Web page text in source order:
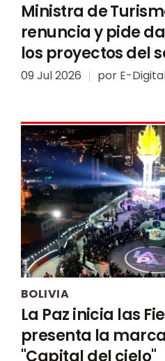
Ministra de
renuncia y pide
los proyectos del
09 Jul 2026 por E-
BOLIVIA
La Paz inicia las
presenta la
"Capital del cielo"